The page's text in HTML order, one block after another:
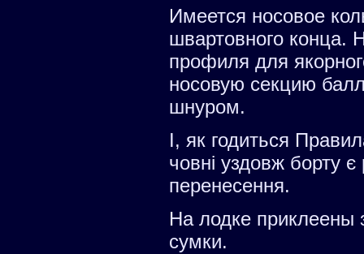
Имеется носовое
швартовного
профиля для
носовую секцию
шнуром.
І, як годиться
човні уздовж борту
перенесення.
На лодке приклеены
сумки.